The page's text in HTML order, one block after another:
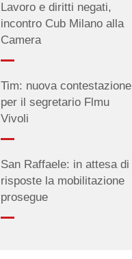
Lavoro e diritti negati,
incontro Cub Milano alla
Camera
Tim: nuova contestazione
per il segretario Flmu
Vivoli
San Raffaele: in attesa di
risposte la mobilitazione
prosegue